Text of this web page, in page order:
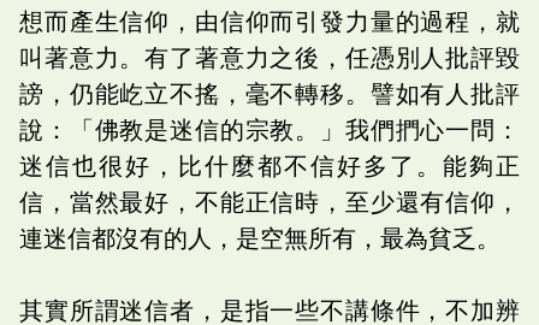
想而產生信仰，由信仰而引發力量的過程，就
叫著意力。有了著意力之後，任憑別人批評毀
謗，仍能屹立不搖，毫不轉移。譬如有人批評
說：「佛教是迷信的宗教。」我們捫心一問：
迷信也很好，比什麼都不信好多了。能夠正
信，當然最好，不能正信時，至少還有信仰，
連迷信都沒有的人，是空無所有，最為貧乏。
其實所謂迷信者，是指一些不講條件，不加辨